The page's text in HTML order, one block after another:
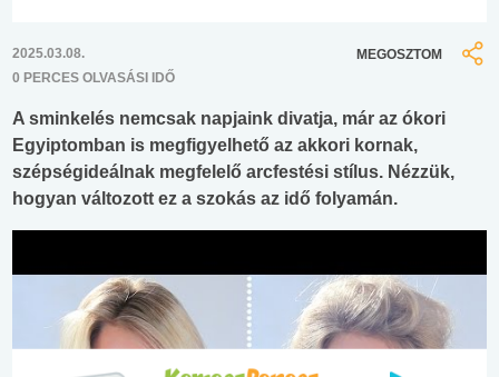
2025.03.08.
0 PERCES OLVASÁSI IDŐ
MEGOSZTOM
A sminkelés nemcsak napjaink divatja, már az ókori
Egyiptomban is megfigyelhető az akkori kornak,
szépségideálnak megfelelő arcfestési stílus. Nézzük,
hogyan változott ez a szokás az idő folyamán.